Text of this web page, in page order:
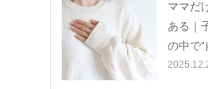
ママだ
ある｜
の中で“